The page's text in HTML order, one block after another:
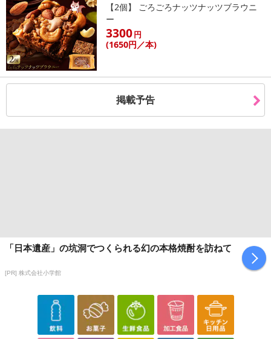
【2個】 ごろごろナッツナッツブラウニ
ー
3300円
(1650円 ／本)
掲載予告
「日本遺産」の坑洞でつくられる幻の本格焼酎を訪ねて
[PR] 株式会社小学館